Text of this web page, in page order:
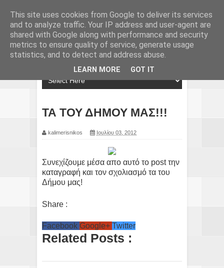
ΤΑ ΤΟΥ ΔΗΜΟΥ ΜΑΣ!!!
kalimerisnikos Ιουλίου 03, 2012
Συνεχίζουμε μέσα απο αυτό το post την
καταγραφή και τον σχολιασμό τα του
Δήμου μας!
Share :
Facebook Google+ Twitter
Related Posts :
This site uses cookies from Google to deliver its services
and to analyze traffic. Your IP address and user-agent are
shared with Google along with performance and security
metrics to ensure quality of service, generate usage
statistics, and to detect and address abuse.
LEARN MORE GOT IT